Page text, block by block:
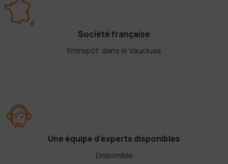
Société française
Entrepôt dans le Vaucluse
Une équipe d'experts disponibles
Disponible